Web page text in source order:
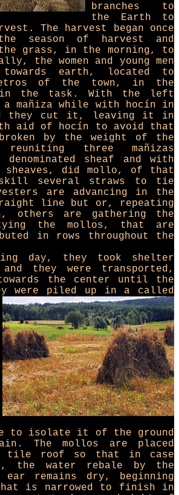
branches to
the Earth to
The harvest began once
season of harvest and
grass, in the morning, to
the women and young men
earth, located to
of the town, in the
the task. With the left
a mañiza while with hocín in
they cut it, leaving it in
aid of hocín to avoid that
by the weight of the
three mañizas
sheaf and with
sheaves, did mollo, of that
skill several straws to tie
are advancing in the
line but or, repeating
others are gathering the
tying the mollos, that are
in rows throughout the
day, they took shelter
they were transported,
the center until the
were piled up in a called
to isolate it of the ground
The mollos are placed
tile roof so that in case
the water rebale by the
remains dry, beginning
is narrowed to finish in